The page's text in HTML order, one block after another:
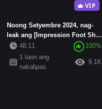
VIP
Noong Setyembre 2024, nag-
leak ang [Impression Foot Shot
57], panoramic na anggulo...
48:11
100%
1 taon ang
nakalipas
9.1K